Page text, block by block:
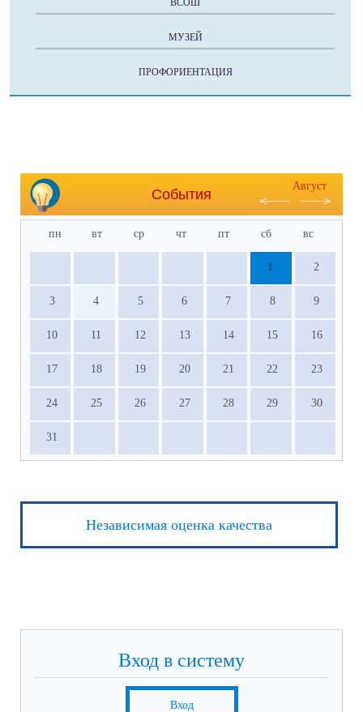
ВСОШ
МУЗЕЙ
ПРОФОРИЕНТАЦИЯ
События
Август
пн вт ср чт пт сб вс
1 2
3 4 5 6 7 8 9
10 11 12 13 14 15 16
17 18 19 20 21 22 23
24 25 26 27 28 29 30
31
Независимая оценка качества
Вход в систему
Вход